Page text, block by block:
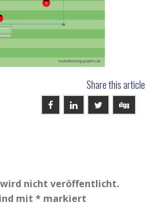
Share this article
wird nicht veröffentlicht.
mit * markiert